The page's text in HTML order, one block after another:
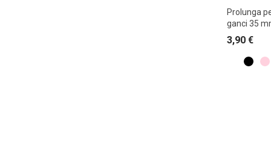
Prolunga
ganci 35
3,90 €